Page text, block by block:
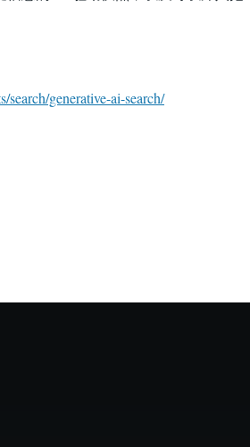
generative-ai-search/